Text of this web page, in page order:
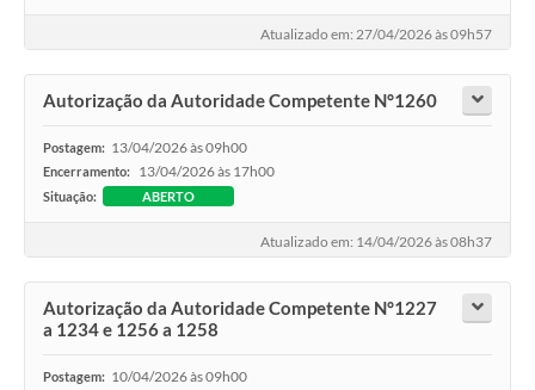
Atualizado em: 27/04/2026 às 09h57
Autorização da Autoridade Competente N°1260
Postagem: 13/04/2026 às 09h00
Encerramento: 13/04/2026 às 17h00
Situação: ABERTO
Atualizado em: 14/04/2026 às 08h37
Autorização da Autoridade Competente N°1227
a 1234 e 1256 a 1258
Postagem: 10/04/2026 às 09h00